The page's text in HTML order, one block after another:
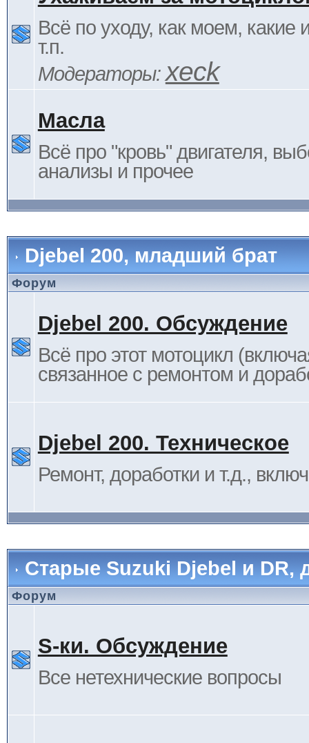
Всё по уходу, как моем, какие
т.п.
Модераторы:xeck
Масла
Всё про "кровь" двигателя,
анализы и прочее
Djebel 200, младший брат
Форум
Djebel 200. Обсуждение
Всё про этот мотоцикл
связанное с ремонтом и
Djebel 200. Техническое
Ремонт, доработки и т.д.,
Старые Suzuki Djebel и DR,
Форум
S-ки. Обсуждение
Все нетехнические вопросы